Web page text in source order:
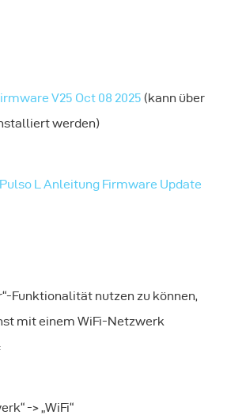
V25 Oct 08 2025 (kann über
werden)
L Anleitung Firmware Update
Funktionalität nutzen zu können,
mit einem WiFi-Netzwerk
-> „WiFi“